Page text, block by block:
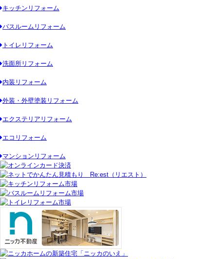
キッチンリフォーム
バスルームリフォーム
トイレリフォーム
洗面所リフォーム
内装リフォーム
外装・外壁塗装リフォーム
エクステリアリフォーム
エコリフォーム
マンションリフォーム